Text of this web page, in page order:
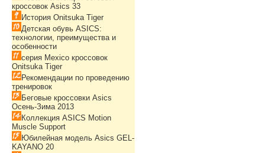
кроссовок Asics 33
История Onitsuka Tiger
Детская обувь ASICS:
технологии, преимущества и
особенности
серия Mexico кроссовок
Onitsuka Tiger
Рекомендации по проведению
тренировок
Беговые кроссовки Asics
Осень-Зима 2013
Коллекция ASICS Motion
Muscle Support
Юбилейная модель Asics GEL-
KAYANO 20